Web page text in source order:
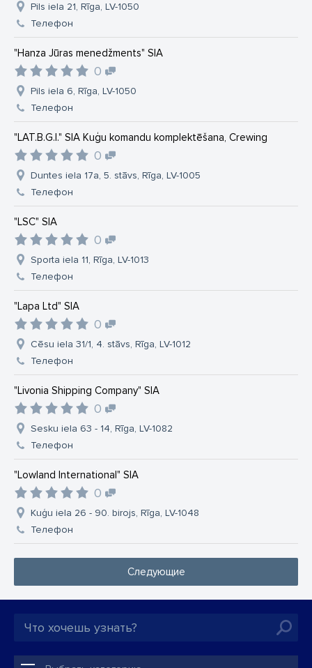
Pils iela 21, Rīga, LV-1050
Телефон
"Hanza Jūras menedžments" SIA
0
Pils iela 6, Rīga, LV-1050
Телефон
"LAT.B.G.I." SIA Kuģu komandu komplektēšana, Crewing
0
Duntes iela 17a, 5. stāvs, Rīga, LV-1005
Телефон
"LSC" SIA
0
Sporta iela 11, Rīga, LV-1013
Телефон
"Lapa Ltd" SIA
0
Cēsu iela 31/1, 4. stāvs, Rīga, LV-1012
Телефон
"Livonia Shipping Company" SIA
0
Sesku iela 63 - 14, Rīga, LV-1082
Телефон
"Lowland International" SIA
0
Kuģu iela 26 - 90. birojs, Rīga, LV-1048
Телефон
Следующие